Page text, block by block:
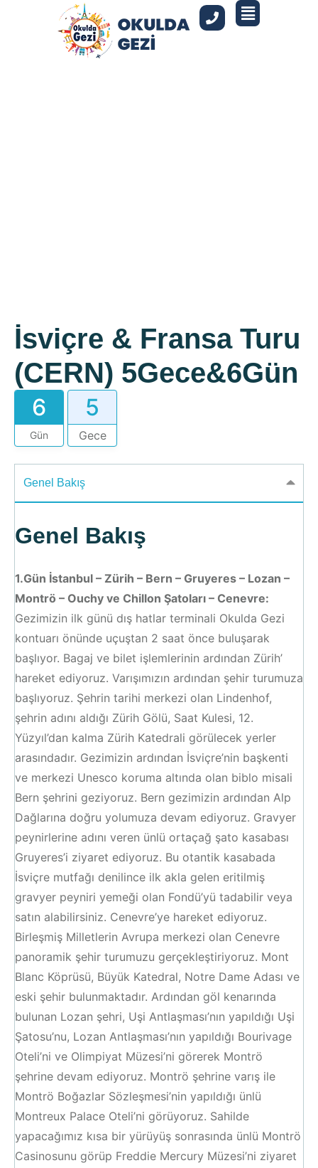
İsviçre & Fransa Turu
(CERN) 5Gece&6Gün
6
Gün
5
Genel Bakış
Genel Bakış
1.Gün İstanbul – Zürih – Bern – Gruyeres – Lozan –
Montrö – Ouchy ve Chillon Şatoları – Cenevre:
Gezimizin ilk günü dış hatlar terminali Okulda Gezi
kontuarı önünde uçuştan 2 saat önce buluşarak
başlıyor. Bagaj ve bilet işlemlerinin ardından Zürih’
hareket ediyoruz. Varışımızın ardından şehir turumuza
başlıyoruz. Şehrin tarihi merkezi olan Lindenhof,
şehrin adını aldığı Zürih Gölü, Saat Kulesi, 12.
Yüzyıl’dan kalma Zürih Katedrali görülecek yerler
arasındadır. Gezimizin ardından İsviçre’nin başkenti
ve merkezi Unesco koruma altında olan biblo misali
Bern şehrini geziyoruz. Bern gezimizin ardından Alp
Dağlarına doğru yolumuza devam ediyoruz. Gravyer
peynirlerine adını veren ünlü ortaçağ şato kasabası
Gruyeres’i ziyaret ediyoruz. Bu otantik kasabada
İsviçre mutfağı denilince ilk akla gelen eritilmiş
gravyer peyniri yemeği olan Fondü’yü tadabilir veya
satın alabilirsiniz. Cenevre’ye hareket ediyoruz.
Birleşmiş Milletlerin Avrupa merkezi olan Cenevre
panoramik şehir turumuzu gerçekleştiriyoruz. Mont
Blanc Köprüsü, Büyük Katedral, Notre Dame Adası ve
eski şehir bulunmaktadır. Ardından göl kenarında
bulunan Lozan şehri, Uşi Antlaşması’nın yapıldığı Uşi
Şatosu’nu, Lozan Antlaşması’nın yapıldığı Bourivage
Oteli’ni ve Olimpiyat Müzesi’ni görerek Montrö
şehrine devam ediyoruz. Montrö şehrine varış ile
Montrö Boğazlar Sözleşmesi’nin yapıldığı ünlü
Montreux Palace Oteli’ni görüyoruz. Sahilde
yapacağımız kısa bir yürüyüş sonrasında ünlü Montrö
Casinosunu görüp Freddie Mercury Müzesi’ni ziyaret